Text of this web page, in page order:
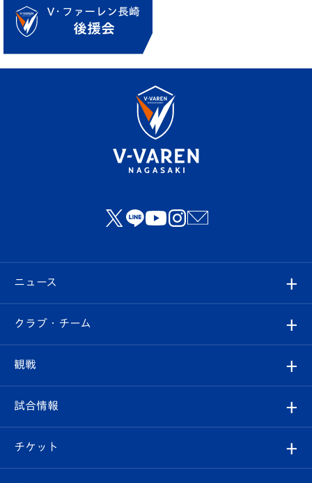
ニュース
すべて
クラブ
試合情報
クラブ・チーム
クラブ概要
エンブレム紹介
観戦
観戦ルール
はじめての観戦ガイド
試合情報
試合日程/結果
チケット